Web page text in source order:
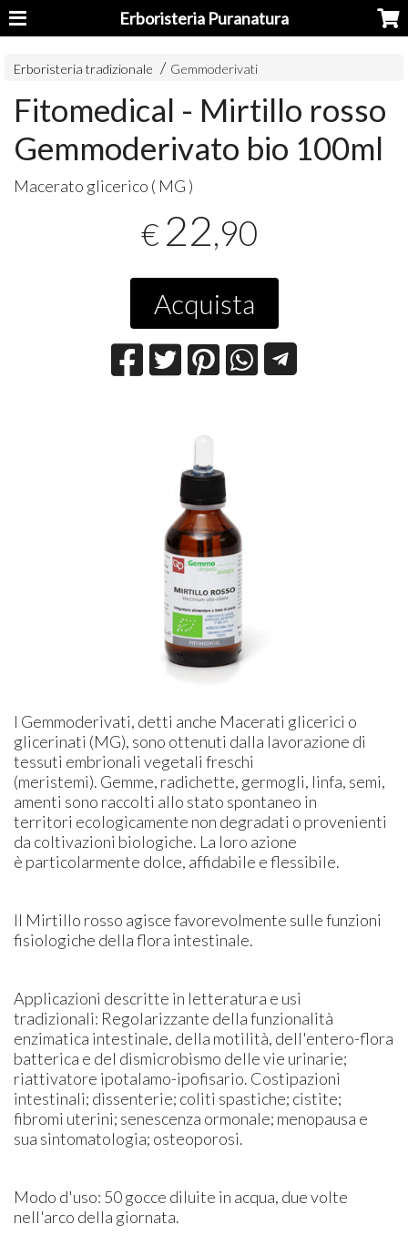
Erboristeria Puranatura
Erboristeria tradizionale Gemmoderivati
Fitomedical - Mirtillo rosso
Gemmoderivato bio 100ml
Macerato glicerico ( MG )
€ 22,90
Acquista
I Gemmoderivati, detti anche Macerati glicerici o
glicerinati (MG), sono ottenuti dalla lavorazione di
tessuti embrionali vegetali freschi
(meristemi). Gemme, radichette, germogli, linfa, semi,
amenti sono raccolti allo stato spontaneo in
territori ecologicamente non degradati o provenienti
da coltivazioni biologiche. La loro azione
è particolarmente dolce, affidabile e flessibile.
Il Mirtillo rosso agisce favorevolmente sulle funzioni
fisiologiche della flora intestinale.
Applicazioni descritte in letteratura e usi
tradizionali: Regolarizzante della funzionalità
enzimatica intestinale, della motilità, dell'entero-flora
batterica e del dismicrobismo delle vie urinarie;
riattivatore ipotalamo-ipofisario. Costipazioni
intestinali; dissenterie; coliti spastiche; cistite;
fibromi uterini; senescenza ormonale; menopausa e
sua sintomatologia; osteoporosi.
Modo d'uso: 50 gocce diluite in acqua, due volte
nell'arco della giornata.